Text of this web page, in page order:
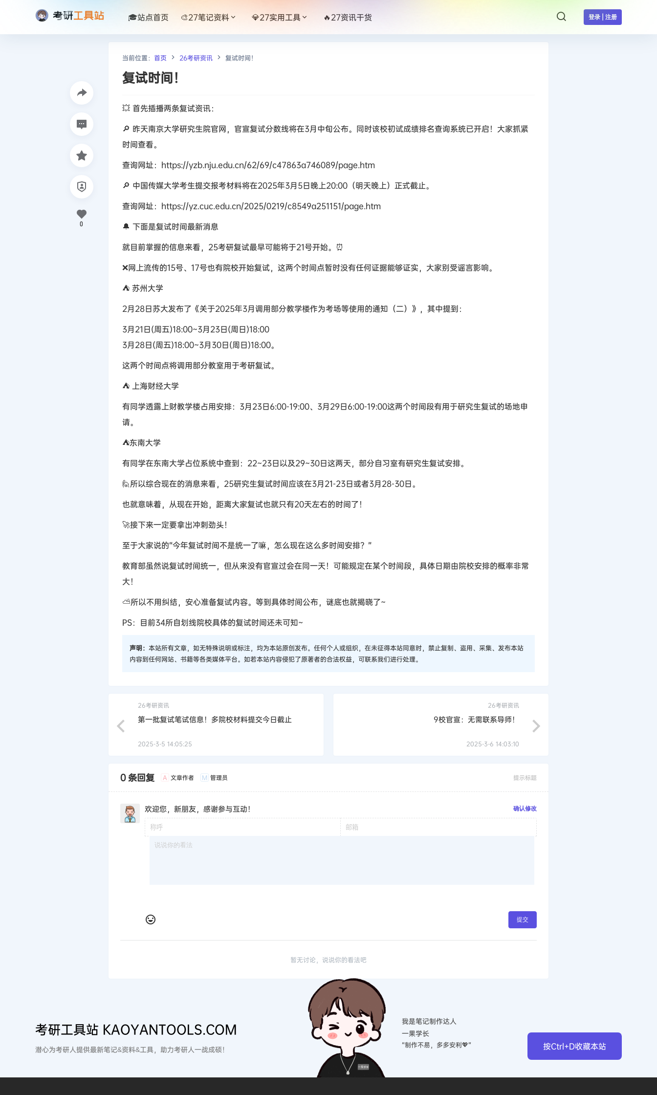
登录 | 注册
🎓站点首页 🎨27笔记资料 💎27实用工具 🔥27资讯干货
当前位置： 首页 26考研资讯 复试时间！
复试时间！
💥 首先插播两条复试资讯：
🔎 昨天南京大学研究生院官网，官宣复试分数线将在3月中旬公布。同时该校初试成绩排名查询系统已开启！大家抓紧
时间查看。
查询网址：https://yzb.nju.edu.cn/62/69/c47863a746089/page.htm
🔎 中国传媒大学考生提交报考材料将在2025年3月5日晚上20:00（明天晚上）正式截止。
查询网址：https://yz.cuc.edu.cn/2025/0219/c8549a251151/page.htm
🔔 下面是复试时间最新消息
就目前掌握的信息来看，25考研复试最早可能将于21号开始。⏰
❌网上流传的15号、17号也有院校开始复试，这两个时间点暂时没有任何证据能够证实，大家别受谣言影响。
⛺ 苏州大学
2月28日苏大发布了《关于2025年3月调用部分教学楼作为考场等使用的通知（二）》，其中提到：
3月21日(周五)18:00~3月23日(周日)18:00
3月28日(周五)18:00~3月30日(周日)18:00。
这两个时间点将调用部分教室用于考研复试。
⛺ 上海财经大学
有同学透露上财教学楼占用安排：3月23日6:00-19:00、3月29日6:00-19:00这两个时间段有用于研究生复试的场地申
请。
⛺东南大学
有同学在东南大学占位系统中查到：22~23日以及29~30日这两天，部分自习室有研究生复试安排。
🙋所以综合现在的消息来看，25研究生复试时间应该在3月21-23日或者3月28-30日。
也就意味着，从现在开始，距离大家复试也就只有20天左右的时间了！
🚀接下来一定要拿出冲刺劲头！
至于大家说的“今年复试时间不是统一了嘛，怎么现在这么多时间安排？”
教育部虽然说复试时间统一，但从来没有官宣过会在同一天！可能规定在某个时间段，具体日期由院校安排的概率非常
大！
⛅所以不用纠结，安心准备复试内容。等到具体时间公布，谜底也就揭晓了~
PS：目前34所自划线院校具体的复试时间还未可知~
声明： 本站所有文章，如无特殊说明或标注，均为本站原创发布。任何个人或组织，在未征得本站同意时，禁止复制、盗用、采集、发布本站
内容到任何网站、书籍等各类媒体平台。如若本站内容侵犯了原著者的合法权益，可联系我们进行处理。
0
26考研资讯
第一批复试笔试信息！多院校材料提交今日截止
2025-3-5 14:05:25
26考研资讯
9校官宣：无需联系导师！
2025-3-6 14:03:10
0 条回复 A 文章作者 M 管理员 提示标题
欢迎您，新朋友，感谢参与互动！ 确认修改
提交
暂无讨论，说说你的看法吧
考研工具站 KAOYANTOOLS.COM
潜心为考研人提供最新笔记&资料&工具，助力考研人一战成硕！ 按Ctrl+D收藏本站
我是笔记制作达人
一果学长
“制作不易，多多安利💖”